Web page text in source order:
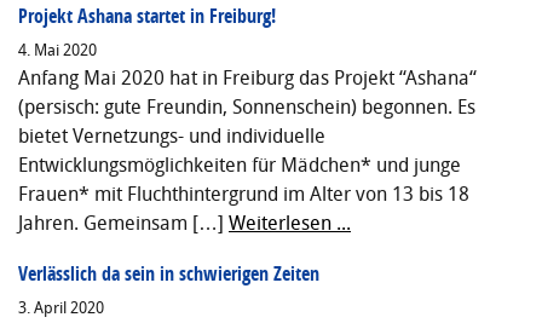
Projekt Ashana startet in Freiburg!
4. Mai 2020
Anfang Mai 2020 hat in Freiburg das Projekt “Ashana“
(persisch: gute Freundin, Sonnenschein) begonnen. Es
bietet Vernetzungs- und individuelle
Entwicklungsmöglichkeiten für Mädchen* und junge
Frauen* mit Fluchthintergrund im Alter von 13 bis 18
Jahren. Gemeinsam […] Weiterlesen ...
Verlässlich da sein in schwierigen Zeiten
3. April 2020